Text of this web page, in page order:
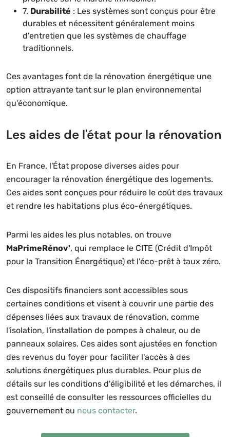
7. Durabilité : Les systèmes sont conçus pour être
durables et nécessitent généralement moins
d'entretien que les systèmes de chauffage
traditionnels.
Ces avantages font de la rénovation énergétique une
option attrayante tant sur le plan environnemental
qu'économique.
Les aides de l'état pour la rénovation
En France, l'État propose diverses aides pour
encourager la rénovation énergétique des logements.
Ces aides sont conçues pour réduire le coût des travaux
et rendre les habitations plus éco-énergétiques.
Parmi les aides les plus notables, on trouve
MaPrimeRénov', qui remplace le CITE (Crédit d'Impôt
pour la Transition Énergétique) et l'éco-prêt à taux zéro.
Ces dispositifs financiers sont accessibles sous
certaines conditions et visent à couvrir une partie des
dépenses liées aux travaux de rénovation, comme
l'isolation, l'installation de pompes à chaleur, ou de
panneaux solaires. Ces aides sont ajustées en fonction
des revenus du foyer pour faciliter l'accès à des
solutions énergétiques plus durables. Pour plus de
détails sur les conditions d'éligibilité et les démarches, il
est conseillé de consulter les ressources officielles du
gouvernement ou nous contacter.